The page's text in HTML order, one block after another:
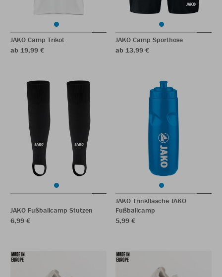
JAKO Camp Trikot
ab 19,99 €
JAKO Camp Sporthose
ab 13,99 €
JAKO Fußballcamp Stutzen
6,99 €
JAKO Trinkflasche JAKO
Fußballcamp
5,99 €